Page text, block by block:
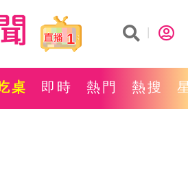
1
桌 即時 熱門 熱搜